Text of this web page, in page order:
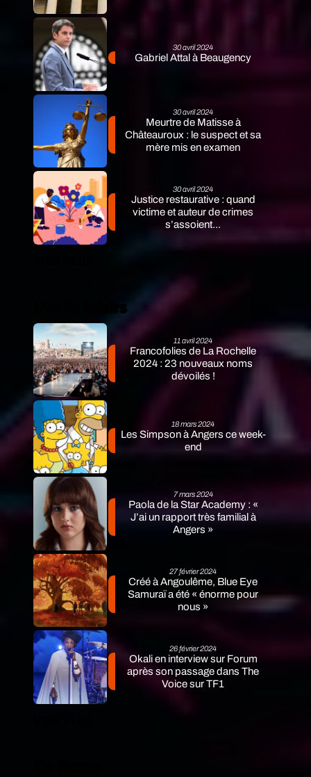
30 avril 2024
Gabriel Attal à Beaugency
30 avril 2024
Meurtre de Matisse à
Châteauroux : le suspect et sa
mère mis en examen
30 avril 2024
Justice restaurative : quand
victime et auteur de crimes
s’assoient...
L'actu loisirs
11 avril 2024
Francofolies de La Rochelle
2024 : 23 nouveaux noms
dévoilés !
18 mars 2024
Les Simpson à Angers ce week-
end
7 mars 2024
Paola de la Star Academy : «
J’ai un rapport très familial à
Angers »
27 février 2024
Créé à Angoulême, Blue Eye
Samuraï a été « énorme pour
nous »
26 février 2024
Okali en interview sur Forum
après son passage dans The
Voice sur TF1